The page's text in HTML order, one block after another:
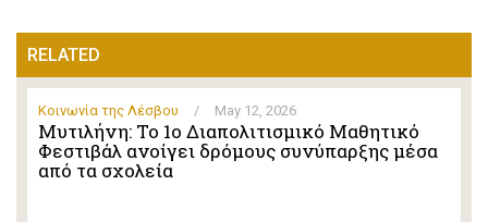
RELATED
Κοινωνία της Λέσβου / May 12, 2026
Μυτιλήνη: Το 1ο Διαπολιτισμικό Μαθητικό
Φεστιβάλ ανοίγει δρόμους συνύπαρξης μέσα
από τα σχολεία